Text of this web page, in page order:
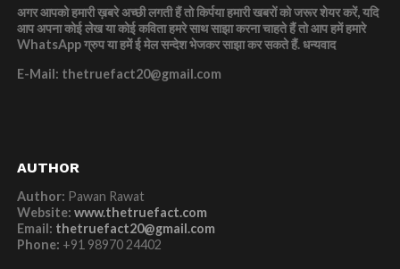
अगर आपको हमारी ख़बरे अच्छी लगती हैं तो किर्पया हमारी खबरों को जरूर शेयर करें, यदि
आप अपना कोई लेख या कोई कविता हमरे साथ साझा करना चाहते हैं तो आप हमें हमारे
WhatsApp ग्रुप या हमें ई मेल सन्देश भेजकर साझा कर सकते हैं.धन्यवाद
E-Mail: thetruefact20@gmail.com
AUTHOR
Author: Pawan Rawat
Website: www.thetruefact.com
Email: thetruefact20@gmail.com
Phone: +91 98970 24402